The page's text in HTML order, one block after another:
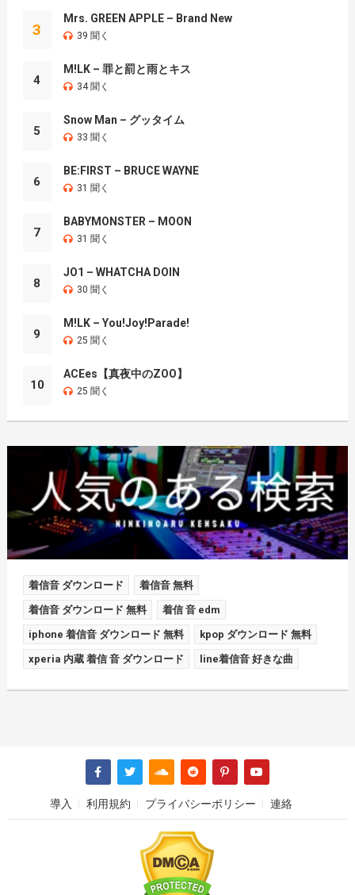
3
Mrs. GREEN APPLE – Brand New
39 聞く
4
M!LK – 罪と罰と雨とキス
34 聞く
5
Snow Man – グッタイム
33 聞く
6
BE:FIRST – BRUCE WAYNE
31 聞く
7
BABYMONSTER – MOON
31 聞く
8
JO1 – WHATCHA DOIN
30 聞く
9
M!LK – You!Joy!Parade!
25 聞く
10
ACEes【真夜中のZOO】
25 聞く
着信音 ダウンロード 着信音 無料
着信音 ダウンロード 無料 着信 音 edm
iphone 着信音 ダウンロード 無料 kpop ダウンロード 無料
xperia 内蔵 着信 音 ダウンロード line着信音 好きな曲
導入 利用規約 プライバシーポリシー 連絡